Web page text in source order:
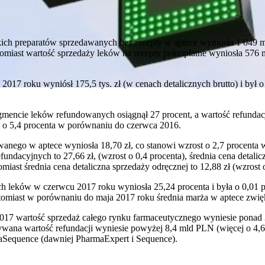
preparatów sprzedawanych bez recepty w aptece wyniosła 1 049
wartość sprzedaży leków na recepty pełnopłatne wyniosła 576
roku wyniósł 175,5 tys. zł (w cenach detalicznych brutto) i był
leków refundowanych osiągnął 27 procent, a wartość
5,4 procenta w porównaniu do czerwca 2016.
w aptece wyniosła 18,70 zł, co stanowi wzrost o 2,7
to 27,66 zł, (wzrost o 0,4 procenta), średnia cena
średnia cena detaliczna sprzedaży odręcznej to 12,88 zł (wzrost
leków w czerwcu 2017 roku wyniosła 25,24 procenta i była o 0,01
w porównaniu do maja 2017 roku średnia marża w aptece
wartość sprzedaż całego rynku farmaceutycznego wyniesie
wartość refundacji wyniesie powyżej 8,4 mld PLN (więcej o 4,6
(dawniej PharmaExpert i Sequence).